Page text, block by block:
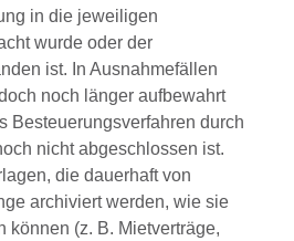
in die jeweiligen
wurde oder der
ist. In Ausnahmefällen
noch länger aufbewahrt
Besteuerungsverfahren durch
nicht abgeschlossen ist.
die dauerhaft von
archiviert werden, wie sie
können (z. B. Mietverträge,